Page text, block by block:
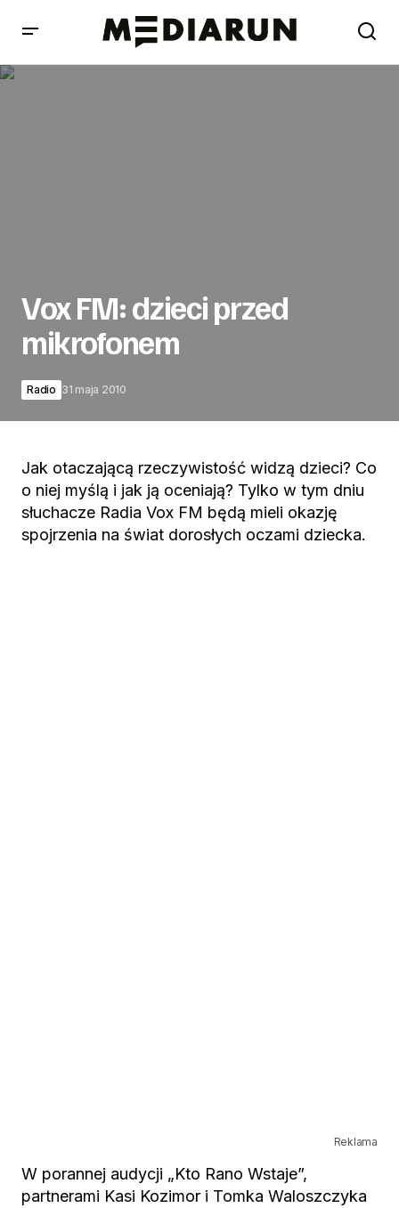
Vox FM: dzieci przed
mikrofonem
Radio 31 maja 2010
Jak otaczającą rzeczywistość widzą dzieci? Co
o niej myślą i jak ją oceniają? Tylko w tym dniu
słuchacze Radia Vox FM będą mieli okazję
spojrzenia na świat dorosłych oczami dziecka.
Reklama
W porannej audycji „Kto Rano Wstaje”,
partnerami Kasi Kozimor i Tomka Waloszczyka